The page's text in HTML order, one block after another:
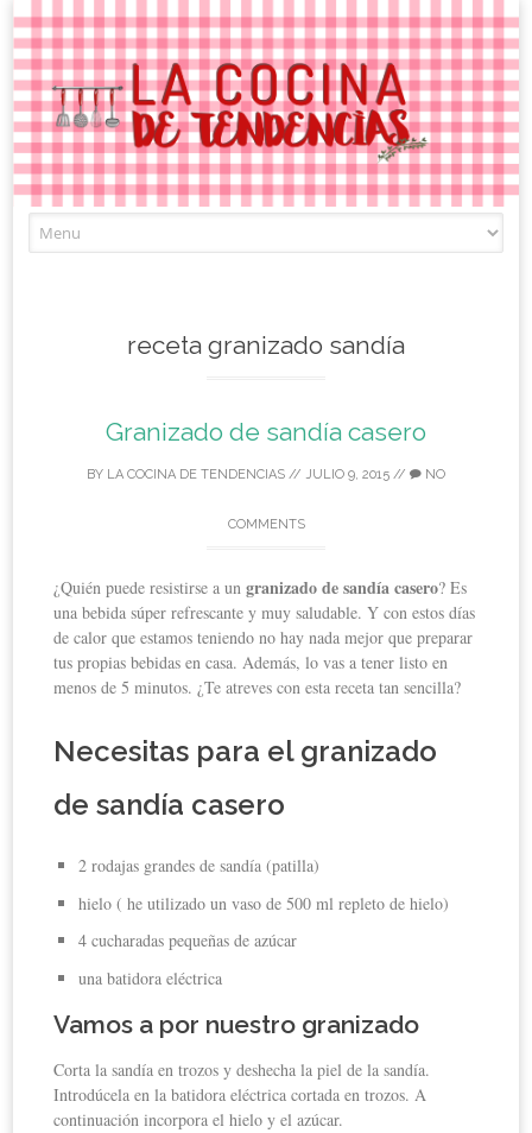
to
receta granizado sandía
Granizado de sandía casero
BY LA COCINA DE TENDENCIAS // JULIO 9, 2015 // NO
COMMENTS
¿Quién puede resistirse a ungranizado de sandía casero? Es
una bebida súper refrescante y muy saludable. Y con estos días
de calor que estamos teniendo no hay nada mejor que preparar
tus propias bebidas en casa. Además, lo vas a tener listo en
menos de 5 minutos. ¿Te atreves con esta receta tan sencilla?
Necesitas para el granizado
de sandía casero
2 rodajas grandes de sandía (patilla)
hielo ( he utilizado un vaso de 500 ml repleto de hielo)
4 cucharadas pequeñas de azúcar
una batidora eléctrica
Vamos a por nuestro granizado
Corta la sandía en trozos y deshecha la piel de la sandía.
Introdúcela en la batidora eléctrica cortada en trozos. A
continuación incorpora el hielo y el azúcar.